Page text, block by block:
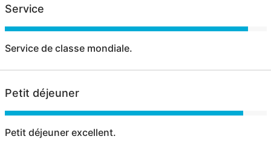
Service
Service de classe mondiale.
Petit déjeuner
Petit déjeuner excellent.